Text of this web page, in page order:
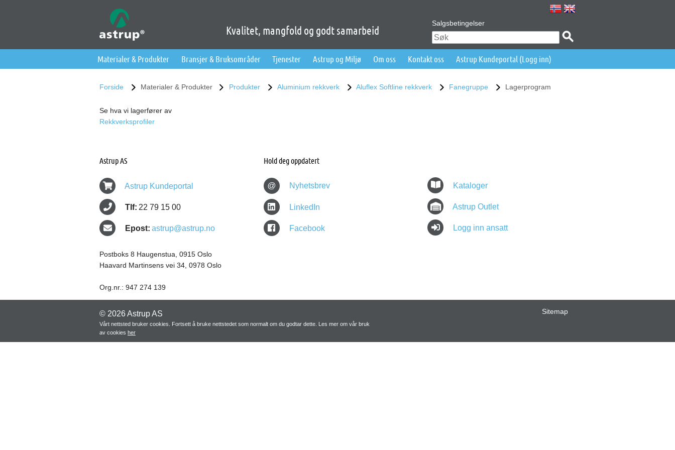
Kvalitet, mangfold og godt samarbeid
Salgsbetingelser
Materialer & Produkter Bransjer & Bruksområder Tjenester Astrup og Miljø Om oss Kontakt oss Astrup Kundeportal (Logg inn)
Forside Materialer & Produkter Produkter Aluminium rekkverk Aluflex Softline rekkverk Fanegruppe Lagerprogram
Se hva vi lagerfører av
Rekkverksprofiler
Astrup AS
Astrup Kundeportal
Tlf: 22 79 15 00
Epost: astrup@astrup.no
Postboks 8 Haugenstua, 0915 Oslo
Haavard Martinsens vei 34, 0978 Oslo
Org.nr.: 947 274 139
Hold deg oppdatert
@ Nyhetsbrev
LinkedIn
Facebook
Kataloger
Astrup Outlet
Logg inn ansatt
© 2026 Astrup AS
Vårt nettsted bruker cookies. Fortsett å bruke nettstedet som normalt om du godtar dette. Les mer om vår bruk
av cookies her
Sitemap